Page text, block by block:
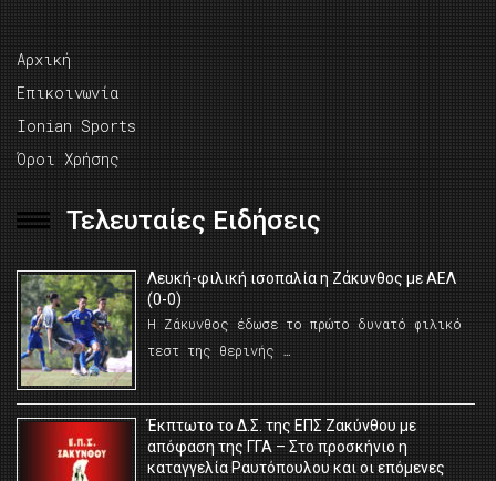
Αρχική
Επικοινωνία
Ionian Sports
Όροι Χρήσης
Τελευταίες Ειδήσεις
Λευκή-φιλική ισοπαλία η Ζάκυνθος με ΑΕΛ
(0-0)
Η Ζάκυνθος έδωσε το πρώτο δυνατό φιλικό
τεστ της θερινής …
Έκπτωτο το Δ.Σ. της ΕΠΣ Ζακύνθου με
απόφαση της ΓΓΑ – Στο προσκήνιο η
καταγγελία Ραυτόπουλου και οι επόμενες